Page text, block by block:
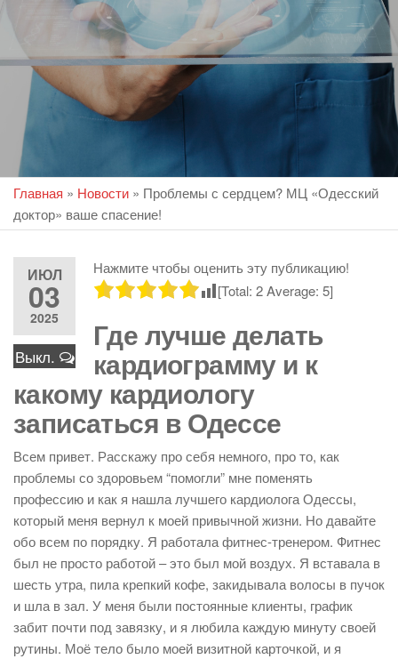
Главная » Новости » Проблемы с сердцем? МЦ «Одесский
доктор» ваше спасение!
ИЮЛ
03
2025
Выкл.
Нажмите чтобы оценить эту публикацию!
[Total: 2Average: 5]
Где лучше делать
кардиограмму и к
какому кардиологу
записаться в Одессе
Всем привет. Расскажу про себя немного, про то, как
проблемы со здоровьем “помогли” мне поменять
профессию и как я нашла лучшего кардиолога Одессы,
который меня вернул к моей привычной жизни. Но давайте
обо всем по порядку. Я работала фитнес-тренером. Фитнес
был не просто работой – это был мой воздух. Я вставала в
шесть утра, пила крепкий кофе, закидывала волосы в пучок
и шла в зал. У меня были постоянные клиенты, график
забит почти под завязку, и я любила каждую минуту своей
рутины. Моё тело было моей визитной карточкой, и я